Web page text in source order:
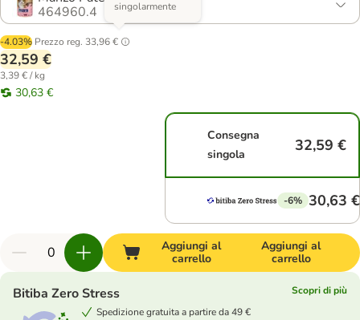
464960.4
-4.03% Prezzo reg. 33,96 €
singolarmente
32,59 €
3,39 € / kg
30,63 €
Consegna
singola
32,59 €
-6% 30,63 €
Aggiungi al
carrello
Aggiungi al
carrello
Bitiba Zero Stress
Scopri di più
Spedizione gratuita a partire da 49 €